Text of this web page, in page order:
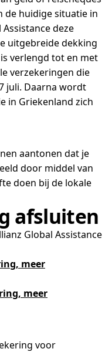
de huidige situatie in
deze
uitgebreide dekking
verlengd tot en met
verzekeringen die
juli. Daarna wordt
in Griekenland zich
aantonen dat je
door middel van
doen bij de lokale
afsluiten
Global Assistance
meer
meer
voor